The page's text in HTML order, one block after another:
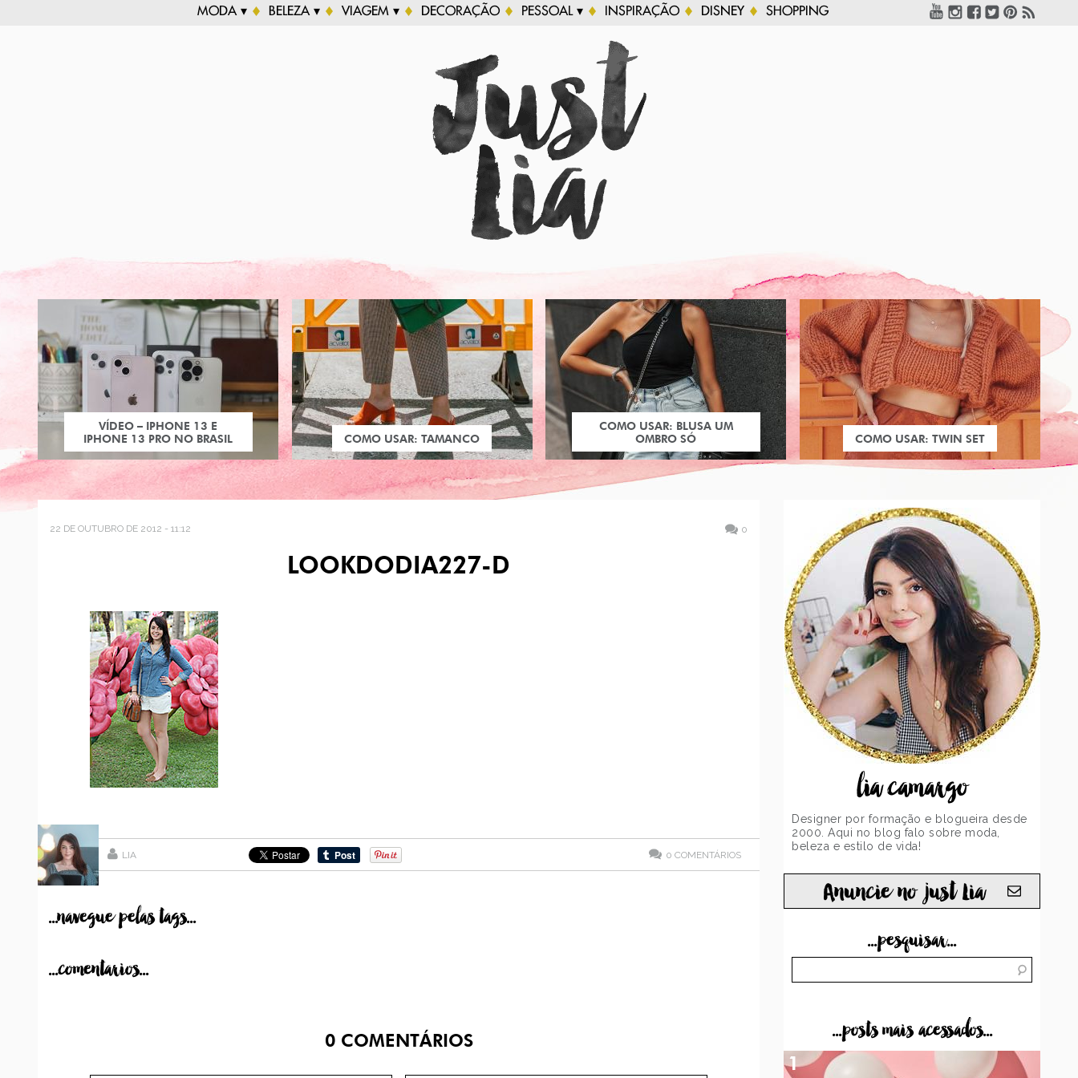
MODA ▾ BELEZA ▾ VIAGEM ▾ DECORAÇÃO PESSOAL ▾ INSPIRAÇÃO DISNEY SHOPPING
VÍDEO – IPHONE 13 E
IPHONE 13 PRO NO BRASIL
COMO USAR: TAMANCO
COMO USAR: BLUSA UM
OMBRO SÓ
COMO USAR: TWIN SET
22 DE OUTUBRO DE 2012 - 11:12 0
LOOKDODIA227-D
LIA 0 COMENTÁRIOS
...navegue pelas tags...
...comentarios...
0COMENTÁRIOS
lia camargo
Designer por formação e blogueira desde
2000. Aqui no blog falo sobre moda,
beleza e estilo de vida!
Anuncie no just Lia
...pesquisar...
...posts mais acessados...
1